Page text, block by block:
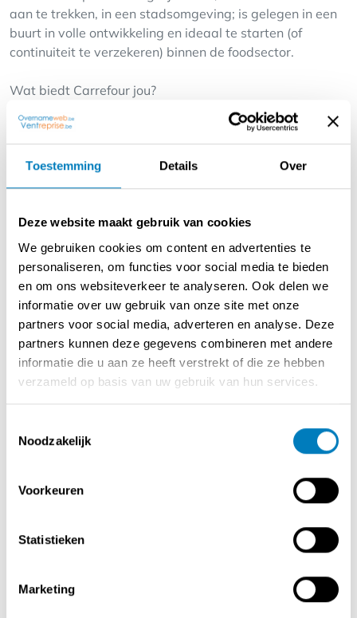
Toestemming Details Over
Deze website maakt gebruik van cookies
We gebruiken cookies om content en advertenties te
personaliseren, om functies voor social media te bieden
en om ons websiteverkeer te analyseren. Ook delen we
informatie over uw gebruik van onze site met onze
partners voor social media, adverteren en analyse. Deze
partners kunnen deze gegevens combineren met andere
informatie die u aan ze heeft verstrekt of die ze hebben
verzameld op basis van uw gebruik van hun services.
Noodzakelijk
Voorkeuren
Statistieken
Marketing
aan te trekken, in een stadsomgeving; is gelegen in een
buurt in volle ontwikkeling en ideaal te starten (of
continuiteit te verzekeren) binnen de foodsector.
Wat biedt Carrefour jou?
- Ondersteuning op maat: Van intensieve opleidingen tot
begeleiding bij de opening en dagelijkse werking van
jouw winkel.
- Een gevestigd merk: Profiteer van de
marktleider in België.
- Schaalvoordelen: Geniet van lagere inkoopkosten en
competitieve marges.
- Succesvolle formules: Maak deel uit van een beproefd
concept dat klanten aantrekt en omzet genereert.
Wat zoeken wij?
Vlaanderen.
- Managementvaardigheden en een passie voor
- Bereidheid om te investeren (min. 'eigen inbreng' van
aangaan via een krediet bij een financiele instelling)) en
minimaal 9 jaar een franchisecontract aan te gaan.
Waarom kiezen voor Carrefour?
Met Carrefour als partner sta je er nooit alleen voor.